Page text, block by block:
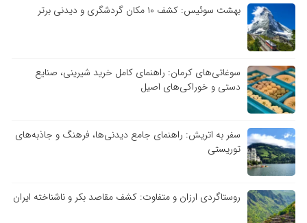
بهشت سوئیس: کشف ۱۰ مکان گردشگری و دیدنی برتر
سوغاتی‌های کرمان: راهنمای کامل خرید شیرینی، صنایع
دستی و خوراکی‌های اصیل
سفر به اتریش: راهنمای جامع دیدنی‌ها، فرهنگ و جاذبه‌های
توریستی
روستاگردی ارزان و متفاوت: کشف مقاصد بکر و ناشناخته ایران